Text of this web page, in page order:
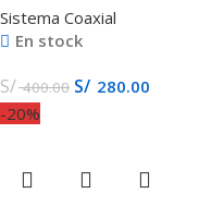
Sistema Coaxial
En stock
S/400.00 S/ 280.00
-20%